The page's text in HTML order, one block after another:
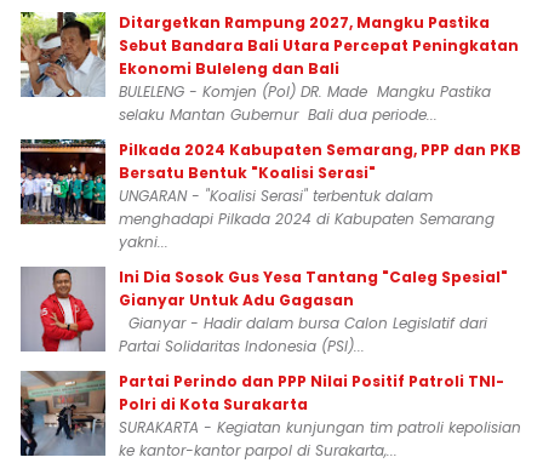
Ditargetkan Rampung 2027, Mangku Pastika
Sebut Bandara Bali Utara Percepat Peningkatan
Ekonomi Buleleng dan Bali
BULELENG - Komjen (Pol) DR. Made Mangku Pastika
selaku Mantan Gubernur Bali dua periode...
Pilkada 2024 Kabupaten Semarang, PPP dan PKB
Bersatu Bentuk "Koalisi Serasi"
UNGARAN - "Koalisi Serasi" terbentuk dalam
menghadapi Pilkada 2024 di Kabupaten Semarang
yakni...
Ini Dia Sosok Gus Yesa Tantang "Caleg Spesial"
Gianyar Untuk Adu Gagasan
Gianyar - Hadir dalam bursa Calon Legislatif dari
Partai Solidaritas Indonesia (PSI)...
Partai Perindo dan PPP Nilai Positif Patroli TNI-
Polri di Kota Surakarta
SURAKARTA - Kegiatan kunjungan tim patroli kepolisian
ke kantor-kantor parpol di Surakarta,...